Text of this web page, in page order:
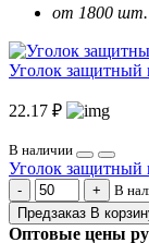
от 1800 шт.
Уголок защитный
22.17 ₽
В наличии
Уголок защитный
В
Предзаказ В
Оптовые цены